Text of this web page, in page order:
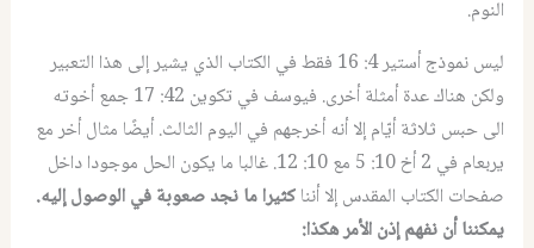
النوم.
ليس نموذج أستير 4: 16 فقط في الكتاب الذي يشير إلى هذا التعبير
ولكن هناك عدة أمثلة أخرى. فيوسف في تكوين 42: 17 جمع أخوته
الى حبس ثلاثة أيّام إلا أنه أخرجهم في اليوم الثالث. أيضًا مثال أخر مع
يربعام في 2 أخ 10: 5 مع 10: 12. غالبا ما يكون الحل موجودا داخل
صفحات الكتاب المقدس إلا أنناكثيرا ما نجد صعوبة في الوصول إليه.
يمكننا أن نفهم إذن الأمر هكذا: